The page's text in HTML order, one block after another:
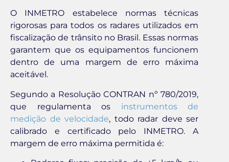
O INMETRO estabelece normas técnicas
rigorosas para todos os radares utilizados em
fiscalização de trânsito no Brasil. Essas normas
garantem que os equipamentos funcionem
dentro de uma margem de erro máxima
aceitável.
Segundo a Resolução CONTRAN nº 780/2019,
que regulamenta os instrumentos de
medição de velocidade, todo radar deve ser
calibrado e certificado pelo INMETRO. A
margem de erro máxima permitida é: